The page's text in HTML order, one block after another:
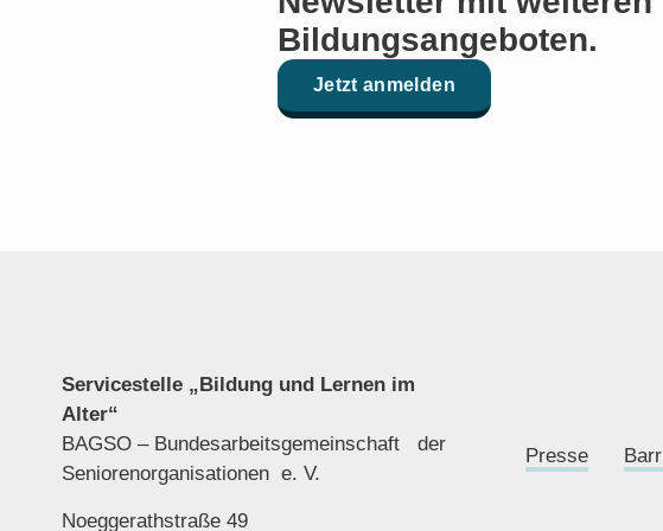
Bildungsangeboten.
Jetzt anmelden
Servicestelle „Bildung und Lernen im
Alter“
BAGSO – Bundesarbeitsgemeinschaft der
Seniorenorganisationen e. V.
Noeggerathstraße 49
Presse